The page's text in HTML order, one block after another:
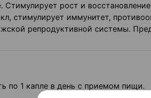
Стимулирует рост и
стимулирует иммунитет,
репродуктивной системы.
по 1 капле в день с приемом пищи.